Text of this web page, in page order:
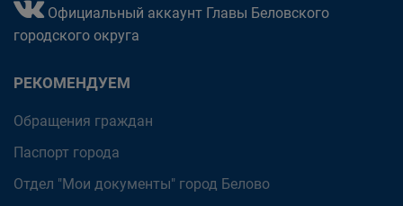
Официальный аккаунт Главы Беловского
городского округа
РЕКОМЕНДУЕМ
Обращения граждан
Паспорт города
Отдел "Мои документы" город Белово